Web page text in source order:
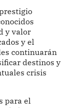
y valor
y el
continuarán
destinos y
crisis
para el